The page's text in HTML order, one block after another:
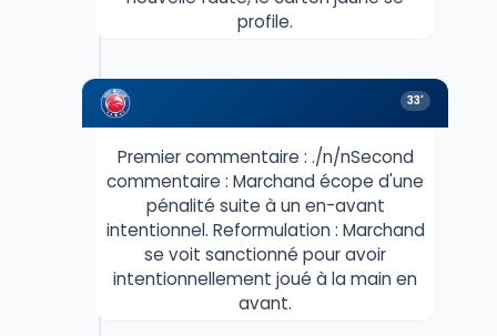
profile.
33'
Premier commentaire : ./n/nSecond
commentaire : Marchand écope d'une
pénalité suite à un en-avant
intentionnel. Reformulation : Marchand
se voit sanctionné pour avoir
intentionnellement joué à la main en
avant.